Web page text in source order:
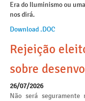
Era do Iluminismo ou
nos dirá.
Download .DOC
Rejeição
sobre
26/07/2026
Não será